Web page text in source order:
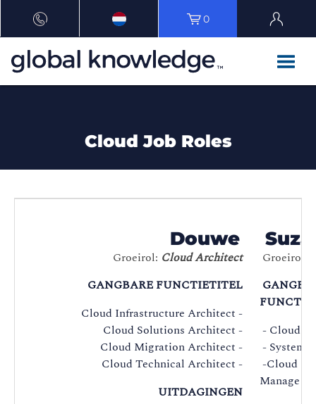
0
Cloud Job Roles
Douwe
Groeirol: Cloud Architect
GANGBARE FUNCTIETITEL
Cloud Infrastructure Architect -
Cloud Solutions Architect -
Cloud Migration Architect -
Cloud Technical Architect -
UITDAGINGEN
Groeirol:
- Cloud
-
-Cloud
Manage